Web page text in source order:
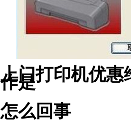
上门打印机优惠
作是
怎么回事